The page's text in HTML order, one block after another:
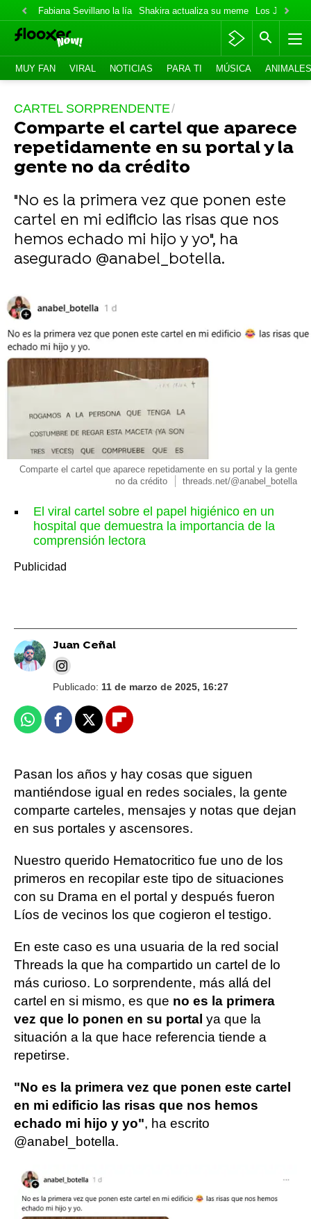
Fabiana Sevillano la lía Shakira actualiza su meme Los Jonas
MUY FAN VIRAL NOTICIAS PARA TI MÚSICA ANIMALES
CARTEL SORPRENDENTE
Comparte el cartel que aparece
repetidamente en su portal y la
gente no da crédito
"No es la primera vez que ponen este
cartel en mi edificio las risas que nos
hemos echado mi hijo y yo", ha
asegurado @anabel_botella.
Comparte el cartel que aparece repetidamente en su portal y la gente
no da crédito
threads.net/@anabel_botella
El viral cartel sobre el papel higiénico en un
hospital que demuestra la importancia de la
comprensión lectora
Juan Ceñal
Publicado: 11 de marzo de 2025, 16:27
WhatsappFacebook
X Flipboard
Pasan los años y hay cosas que siguen
mantiéndose igual en redes sociales, la gente
comparte carteles, mensajes y notas que dejan
en sus portales y ascensores.
Nuestro querido Hematocritico fue uno de los
primeros en recopilar este tipo de situaciones
con su Drama en el portal y después fueron
Líos de vecinos los que cogieron el testigo.
En este caso es una usuaria de la red social
Threads la que ha compartido un cartel de lo
más curioso. Lo sorprendente, más allá del
cartel en si mismo, es que no es la primera
vez que lo ponen en su portal ya que la
situación a la que hace referencia tiende a
repetirse.
"No es la primera vez que ponen este cartel
en mi edificio las risas que nos hemos
echado mi hijo y yo", ha escrito
@anabel_botella.